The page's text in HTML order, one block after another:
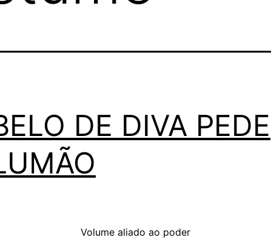
DE DIVA PEDE
Volume aliado ao poder